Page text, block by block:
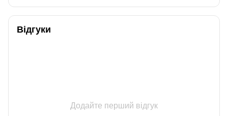
Відгуки
Додайте перший відгук